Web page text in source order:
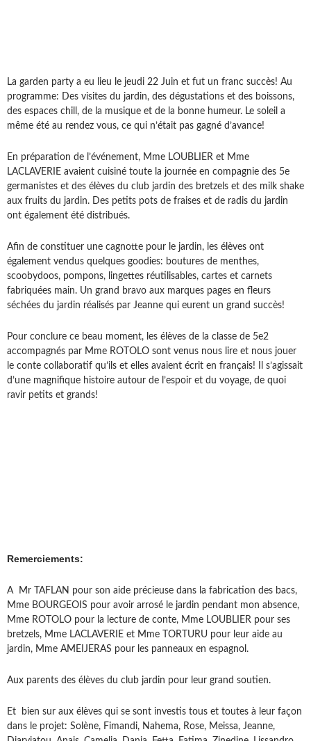
La garden party a eu lieu le jeudi 22 Juin et fut un franc succès! Au
programme: Des visites du jardin, des dégustations et des boissons,
des espaces chill, de la musique et de la bonne humeur. Le soleil a
même été au rendez vous, ce qui n’était pas gagné d’avance!
En préparation de l’événement, Mme LOUBLIER et Mme
LACLAVERIE avaient cuisiné toute la journée en compagnie des 5e
germanistes et des élèves du club jardin des bretzels et des milk shake
aux fruits du jardin. Des petits pots de fraises et de radis du jardin
ont également été distribués.
Afin de constituer une cagnotte pour le jardin, les élèves ont
également vendus quelques goodies: boutures de menthes,
scoobydoos, pompons, lingettes réutilisables, cartes et carnets
fabriquées main. Un grand bravo aux marques pages en fleurs
séchées du jardin réalisés par Jeanne qui eurent un grand succès!
Pour conclure ce beau moment, les élèves de la classe de 5e2
accompagnés par Mme ROTOLO sont venus nous lire et nous jouer
le conte collaboratif qu’ils et elles avaient écrit en français! Il s’agissait
d’une magnifique histoire autour de l’espoir et du voyage, de quoi
ravir petits et grands!
Remerciements:
A Mr TAFLAN pour son aide précieuse dans la fabrication des bacs,
Mme BOURGEOIS pour avoir arrosé le jardin pendant mon absence,
Mme ROTOLO pour la lecture de conte, Mme LOUBLIER pour ses
bretzels, Mme LACLAVERIE et Mme TORTURU pour leur aide au
jardin, Mme AMEIJERAS pour les panneaux en espagnol.
Aux parents des élèves du club jardin pour leur grand soutien.
Et bien sur aux élèves qui se sont investis tous et toutes à leur façon
dans le projet: Solène, Fimandi, Nahema, Rose, Meissa, Jeanne,